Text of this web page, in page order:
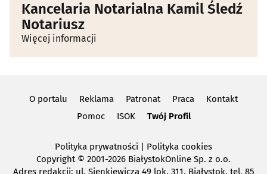
Kancelaria Notarialna Kamil Śledź
Notariusz
Więcej informacji
O portalu Reklama Patronat Praca
Kontakt
Pomoc
ISOK Twój Profil
Polityka prywatności | Polityka cookies
Copyright© 2001-2026 BiałystokOnline Sp. z o.o.
Adres redakcji: ul. Sienkiewicza 49 lok. 311, Białystok, tel. 85